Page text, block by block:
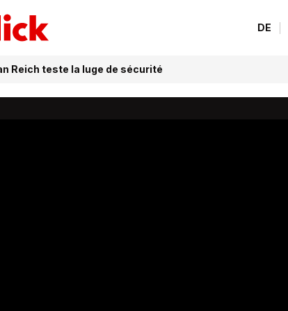
DE
Reich teste la luge de sécurité